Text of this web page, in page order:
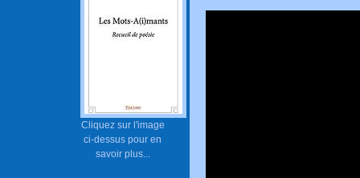
Cliquez sur l'image
ci-dessus pour en
savoir plus...